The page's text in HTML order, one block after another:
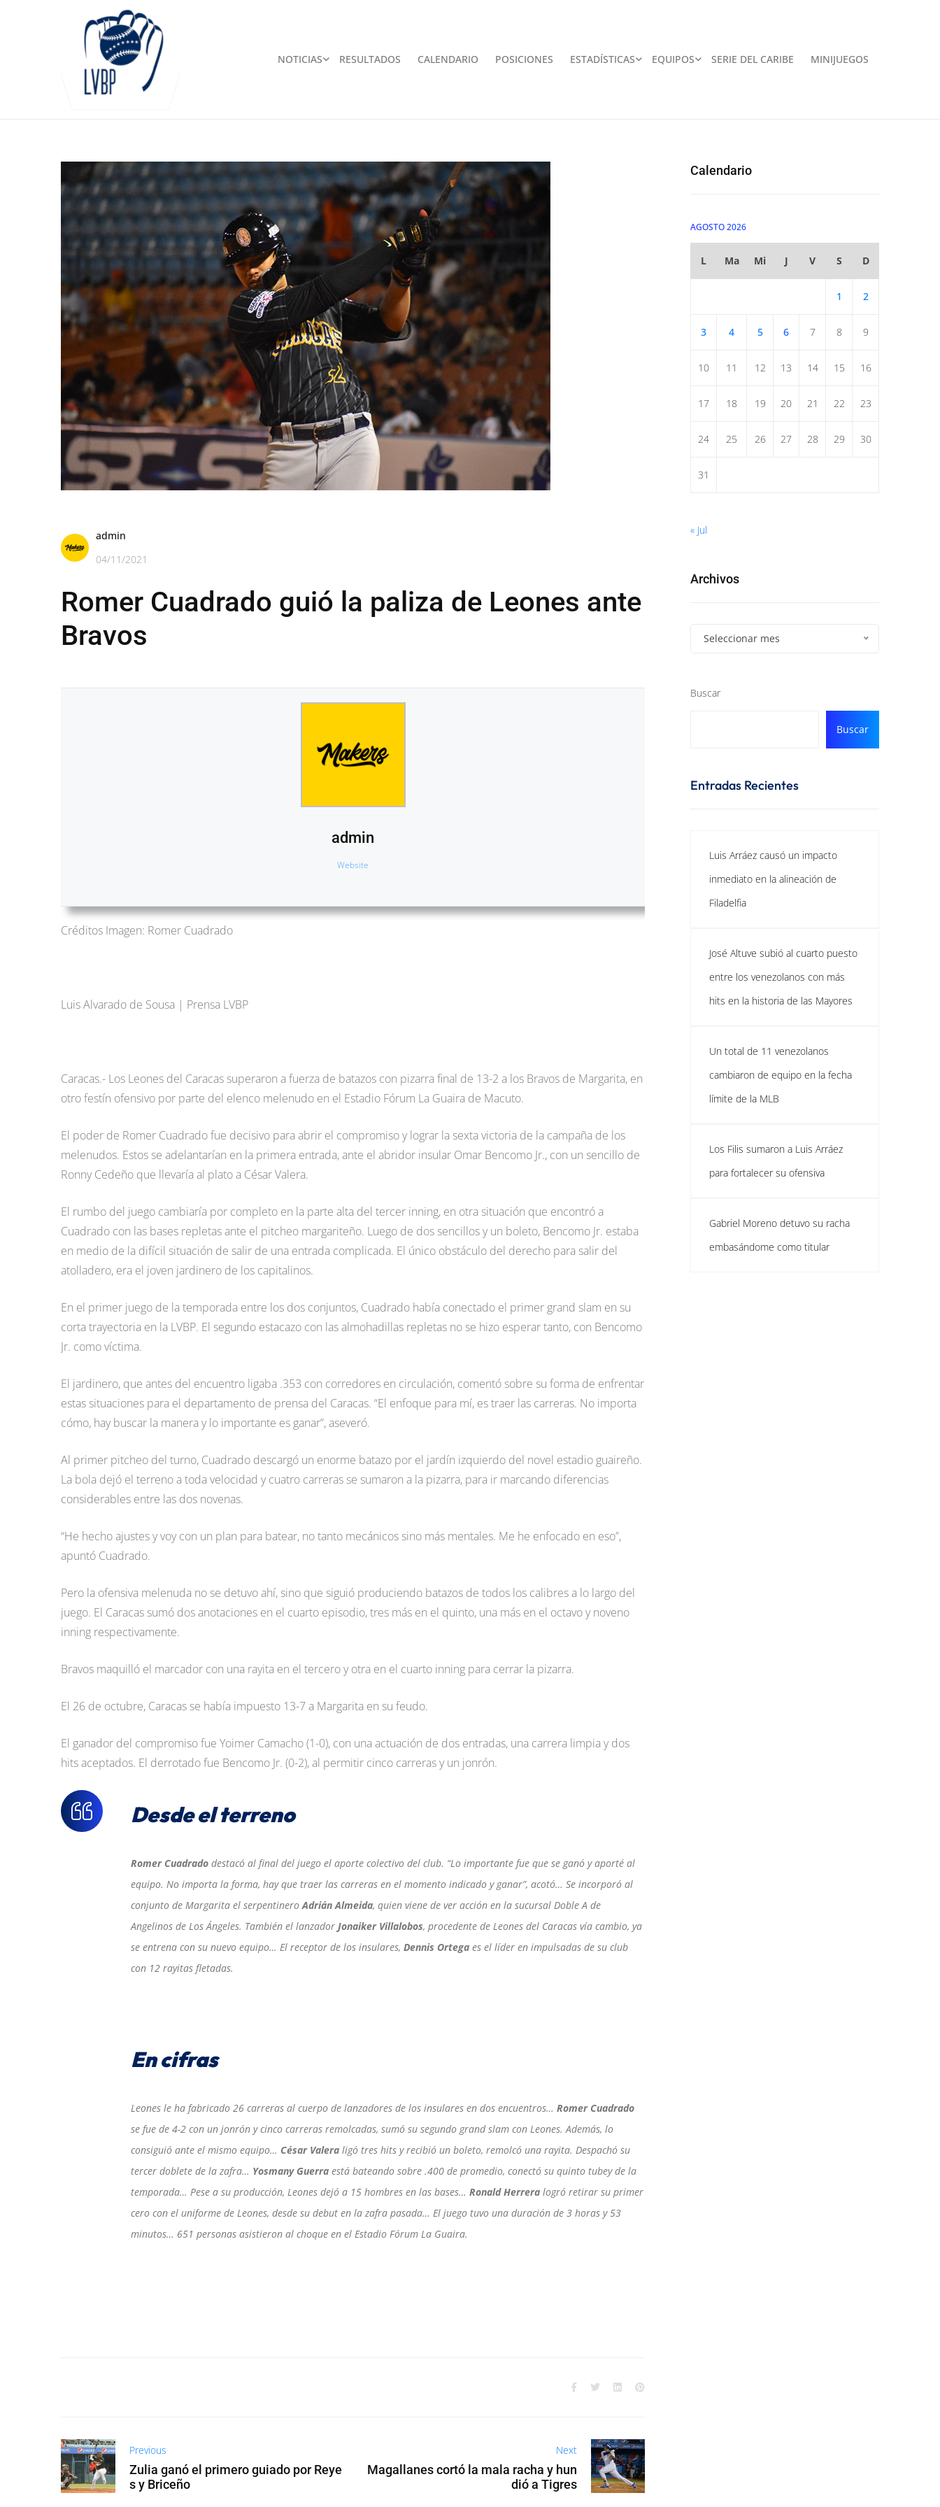
NOTICIAS RESULTADOS CALENDARIO POSICIONES ESTADÍSTICAS EQUIPOS SERIE DEL CARIBE MINIJUEGOS
admin
04/11/2021
Romer Cuadrado guió la paliza de Leones ante
Bravos
admin
Website
Créditos Imagen: Romer Cuadrado
Luis Alvarado de Sousa | Prensa LVBP
Caracas.- Los Leones del Caracas superaron a fuerza de batazos con pizarra final de 13-2 a los Bravos de Margarita, en
otro festín ofensivo por parte del elenco melenudo en el Estadio Fórum La Guaira de Macuto.
El poder de Romer Cuadrado fue decisivo para abrir el compromiso y lograr la sexta victoria de la campaña de los
melenudos. Estos se adelantarían en la primera entrada, ante el abridor insular Omar Bencomo Jr., con un sencillo de
Ronny Cedeño que llevaría al plato a César Valera.
El rumbo del juego cambiaría por completo en la parte alta del tercer inning, en otra situación que encontró a
Cuadrado con las bases repletas ante el pitcheo margariteño. Luego de dos sencillos y un boleto, Bencomo Jr. estaba
en medio de la difícil situación de salir de una entrada complicada. El único obstáculo del derecho para salir del
atolladero, era el joven jardinero de los capitalinos.
En el primer juego de la temporada entre los dos conjuntos, Cuadrado había conectado el primer grand slam en su
corta trayectoria en la LVBP. El segundo estacazo con las almohadillas repletas no se hizo esperar tanto, con Bencomo
Jr. como víctima.
El jardinero, que antes del encuentro ligaba .353 con corredores en circulación, comentó sobre su forma de enfrentar
estas situaciones para el departamento de prensa del Caracas. “El enfoque para mí, es traer las carreras. No importa
cómo, hay buscar la manera y lo importante es ganar”, aseveró.
Al primer pitcheo del turno, Cuadrado descargó un enorme batazo por el jardín izquierdo del novel estadio guaireño.
La bola dejó el terreno a toda velocidad y cuatro carreras se sumaron a la pizarra, para ir marcando diferencias
considerables entre las dos novenas.
“He hecho ajustes y voy con un plan para batear, no tanto mecánicos sino más mentales. Me he enfocado en eso”,
apuntó Cuadrado.
Pero la ofensiva melenuda no se detuvo ahí, sino que siguió produciendo batazos de todos los calibres a lo largo del
juego. El Caracas sumó dos anotaciones en el cuarto episodio, tres más en el quinto, una más en el octavo y noveno
inning respectivamente.
Bravos maquilló el marcador con una rayita en el tercero y otra en el cuarto inning para cerrar la pizarra.
El 26 de octubre, Caracas se había impuesto 13-7 a Margarita en su feudo.
El ganador del compromiso fue Yoimer Camacho (1-0), con una actuación de dos entradas, una carrera limpia y dos
hits aceptados. El derrotado fue Bencomo Jr. (0-2), al permitir cinco carreras y un jonrón.
Desde el terreno
Romer Cuadrado destacó al final del juego el aporte colectivo del club. “Lo importante fue que se ganó y aporté al
equipo. No importa la forma, hay que traer las carreras en el momento indicado y ganar”, acotó… Se incorporó al
conjunto de Margarita el serpentineroAdrián Almeida, quien viene de ver acción en la sucursal Doble A de
Angelinos de Los Ángeles. También el lanzador Jonaiker Villalobos, procedente de Leones del Caracas vía cambio, ya
se entrena con su nuevo equipo… El receptor de los insulares, Dennis Ortega es el líder en impulsadas de su club
con 12 rayitas fletadas.
En cifras
Leones le ha fabricado 26 carreras al cuerpo de lanzadores de los insulares en dos encuentros… Romer Cuadrado
se fue de 4-2 con un jonrón y cinco carreras remolcadas, sumó su segundo grand slam con Leones. Además, lo
consiguió ante el mismo equipo… César Valera ligó tres hits y recibió un boleto, remolcó una rayita. Despachó su
tercer doblete de la zafra… Yosmany Guerra está bateando sobre .400 de promedio, conectó su quinto tubey de la
temporada… Pese a su producción, Leones dejó a 15 hombres en las bases… Ronald Herrera logró retirar su primer
cero con el uniforme de Leones, desde su debut en la zafra pasada… El juego tuvo una duración de 3 horas y 53
minutos… 651 personas asistieron al choque en el Estadio Fórum La Guaira.
Previous
Zulia ganó el primero guiado por Reye
s y Briceño
Next
Magallanes cortó la mala racha y hun
dió a Tigres
Calendario
AGOSTO 2026
L Ma Mi J V S D
1 2
3 4 5 6 7 8 9
10 11 12 13 14 15 16
17 18 19 20 21 22 23
24 25 26 27 28 29 30
31
« Jul
Archivos
Seleccionar mes
Buscar
Buscar
Entradas Recientes
Luis Arráez causó un impacto
inmediato en la alineación de
Filadelfia
José Altuve subió al cuarto puesto
entre los venezolanos con más
hits en la historia de las Mayores
Un total de 11 venezolanos
cambiaron de equipo en la fecha
límite de la MLB
Los Filis sumaron a Luis Arráez
para fortalecer su ofensiva
Gabriel Moreno detuvo su racha
embasándome como titular